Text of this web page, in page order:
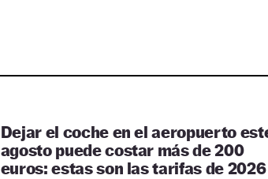
Dejar el coche en el aeropuerto
agosto puede costar más de 200
euros: estas son las tarifas de 2026